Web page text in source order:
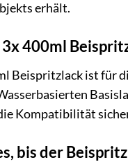
erhält.
400ml
Beispritzlack ist für
Kompatibilität
bis der